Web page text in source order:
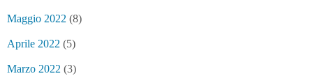
Maggio 2022 (8)
Aprile 2022 (5)
Marzo 2022 (3)